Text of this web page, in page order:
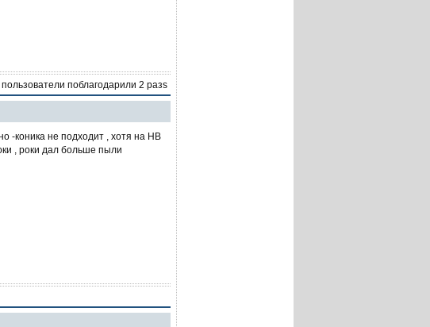
пользователи поблагодарили 2 разs
-коника не подходит , хотя на HB
, роки дал больше пыли